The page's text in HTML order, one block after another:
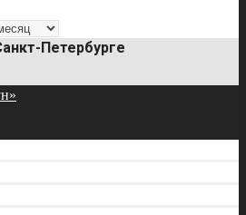
Петербурге